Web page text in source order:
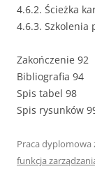
4.6.2. Ścieżka
4.6.3. Szkolenia
Zakończenie 92
Bibliografia 94
Spis tabel 98
Spis rysunków
Praca dyplomowa
funkcja